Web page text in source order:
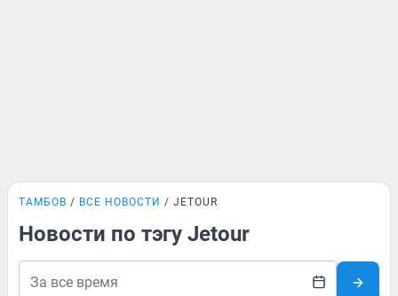
ТАМБОВ ВСЕ НОВОСТИ JETOUR
Новости по тэгу Jetour